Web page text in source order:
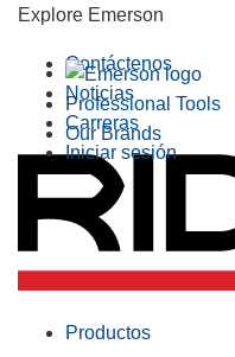
Explore Emerson
Professional Tools
Our Brands
Contáctenos
Noticias
Carreras
Iniciar sesión
Productos